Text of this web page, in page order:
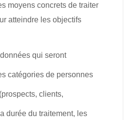
moyens concrets de traiter
atteindre les objectifs
qui seront
catégories de personnes
clients,
durée du traitement, les